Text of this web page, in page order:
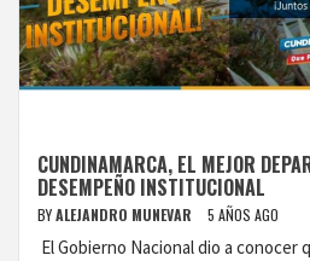
CUNDINAMARCA, EL MEJOR
DESEMPEÑO INSTITUCIONAL
BYALEJANDRO MUNEVAR 5 AÑOS AGO
El Gobierno Nacional dio a